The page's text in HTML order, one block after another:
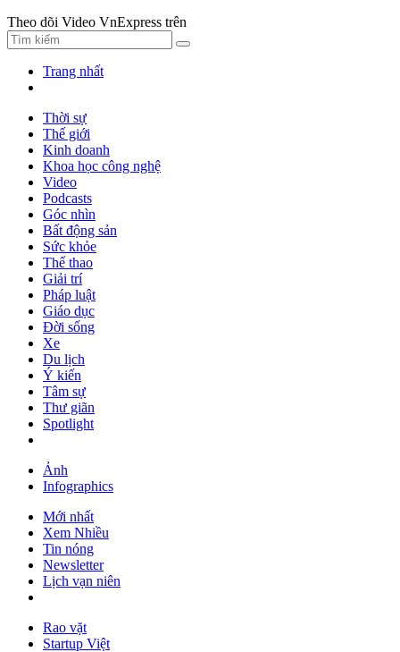
Theo dõi Video VnExpress trên
Trang nhất
Thời sự
Thế giới
Kinh doanh
Khoa học công nghệ
Video
Podcasts
Góc nhìn
Bất động sản
Sức khỏe
Thể thao
Giải trí
Pháp luật
Giáo dục
Đời sống
Xe
Du lịch
Ý kiến
Tâm sự
Thư giãn
Spotlight
Ảnh
Infographics
Mới nhất
Xem Nhiều
Tin nóng
Newsletter
Lịch vạn niên
Rao vặt
Startup Việt